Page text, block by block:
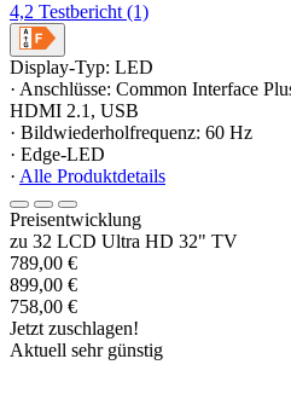
4,2 Testbericht (1)
Display-Typ: LED
· Anschlüsse: Common Interface
HDMI 2.1, USB
· Bildwiederholfrequenz: 60 Hz
· Edge-LED
· Alle Produktdetails
Preisentwicklung
zu 32 LCD Ultra HD 32" TV
789,00 €
899,00 €
758,00 €
Jetzt zuschlagen!
Aktuell sehr günstig